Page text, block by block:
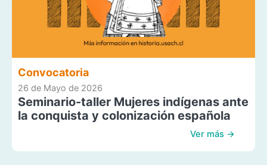
Convocatoria
26 de Mayo de 2026
Seminario-taller Mujeres indígenas ante
la conquista y colonización española
Ver más →